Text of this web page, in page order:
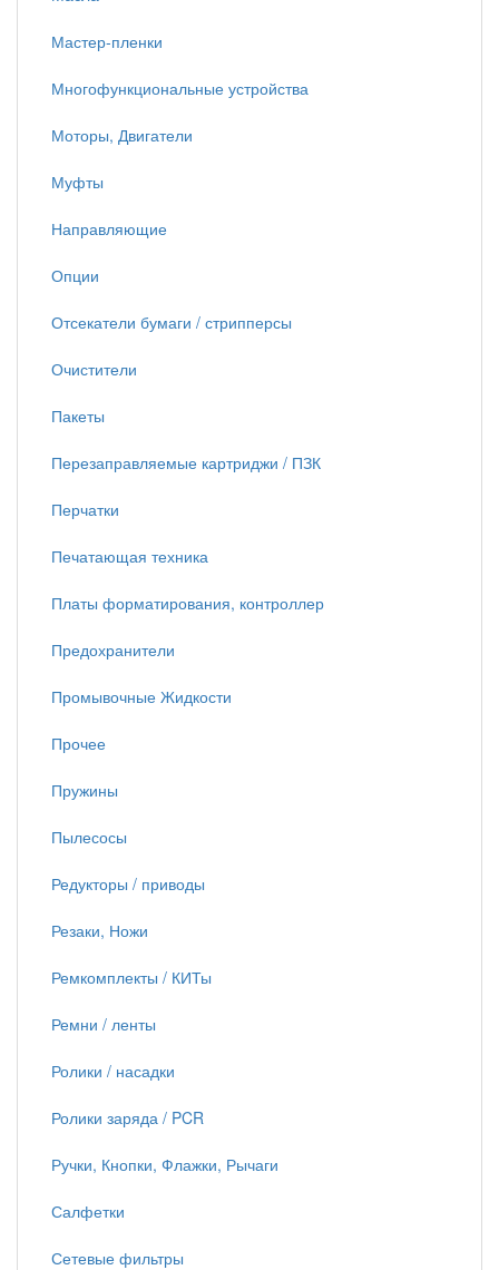
Мастер-пленки
Многофункциональные устройства
Моторы, Двигатели
Муфты
Направляющие
Опции
Отсекатели бумаги / стрипперсы
Очистители
Пакеты
Перезаправляемые картриджи / ПЗК
Перчатки
Печатающая техника
Платы форматирования, контроллер
Предохранители
Промывочные Жидкости
Прочее
Пружины
Пылесосы
Редукторы / приводы
Резаки, Ножи
Ремкомплекты / КИТы
Ремни / ленты
Ролики / насадки
Ролики заряда / PCR
Ручки, Кнопки, Флажки, Рычаги
Салфетки
Сетевые фильтры